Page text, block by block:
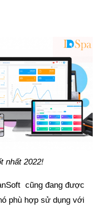
nhất 2022!
cũng đang được
phù hợp sử dụng với